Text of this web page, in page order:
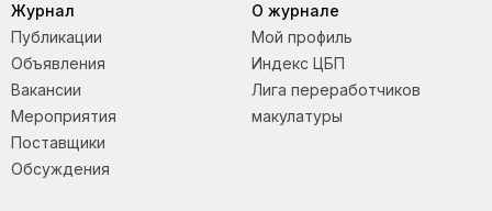
О журнале
Мой профиль
Индекс ЦБП
Лига переработчиков
макулатуры
Журнал
Публикации
Объявления
Вакансии
Мероприятия
Поставщики
Обсуждения